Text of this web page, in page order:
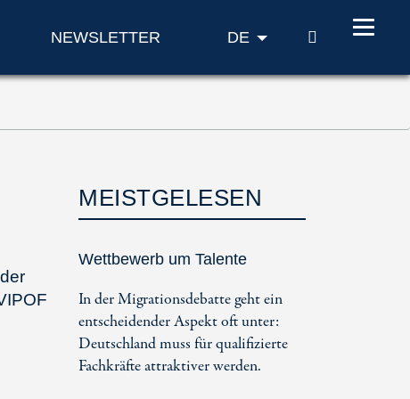
NEWSLETTER DE SUCHE
MEISTGELESEN
Wettbewerb um Talente
In der Migrationsdebatte geht ein
entscheidender Aspekt oft unter:
Deutschland muss für qualifizierte
Fachkräfte attraktiver werden.